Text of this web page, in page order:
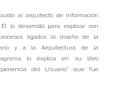
al arquitecto de información
Él lo desarrolló para explicar con
ligados al diseño de la
y a la Arquitectura de la
lo explica en su libro
del Usuario” que fue